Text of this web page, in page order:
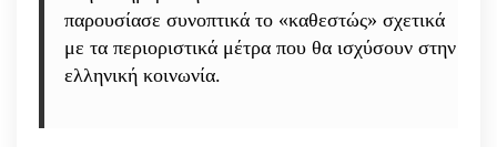
παρουσίασε συνοπτικά το «καθεστώς» σχετικά
με τα περιοριστικά μέτρα που θα ισχύσουν στην
ελληνική κοινωνία.